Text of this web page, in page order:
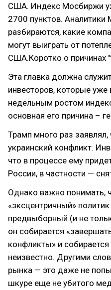
США. Индекс Мосбиржи
2700 пунктов. Аналитики
разбираются, какие
могут выиграть от
США.Коротко о причинах
Эта главка должна
инвесторов, которые
недельным ростом
основная его причина –
Трамп много раз заявлял,
украинский конфликт.
что в процессе ему
России, в частности —
Однако важно понимать,
«эксцентричный»
предвыборный (и не
он собирается
конфликты» и
неизвестно. Другими
рынка — это даже не
шкуре еще не убитого